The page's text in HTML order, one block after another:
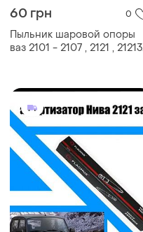
60 грн 0
Пыльник шаровой опоры
ваз 2101 - 2107 , 2121 , 21213